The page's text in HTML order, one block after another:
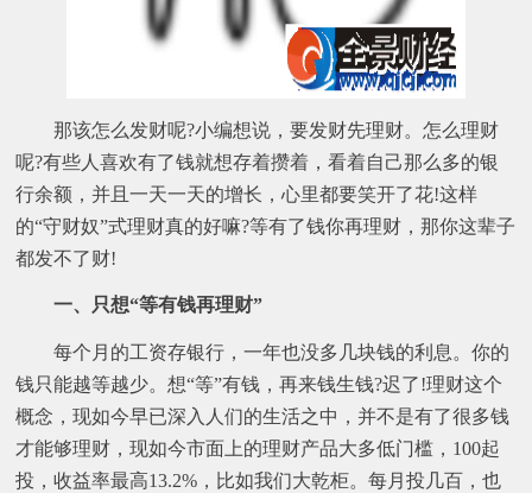
那该怎么发财呢?小编想说，要发财先理财。怎么理财
呢?有些人喜欢有了钱就想存着攒着，看着自己那么多的银
行余额，并且一天一天的增长，心里都要笑开了花!这样
的“守财奴”式理财真的好嘛?等有了钱你再理财，那你这辈子
都发不了财!
一、只想“等有钱再理财”
每个月的工资存银行，一年也没多几块钱的利息。你的
钱只能越等越少。想“等”有钱，再来钱生钱?迟了!理财这个
概念，现如今早已深入人们的生活之中，并不是有了很多钱
才能够理财，现如今市面上的理财产品大多低门槛，100起
投，收益率最高13.2%，比如我们大乾柜。每月投几百，也